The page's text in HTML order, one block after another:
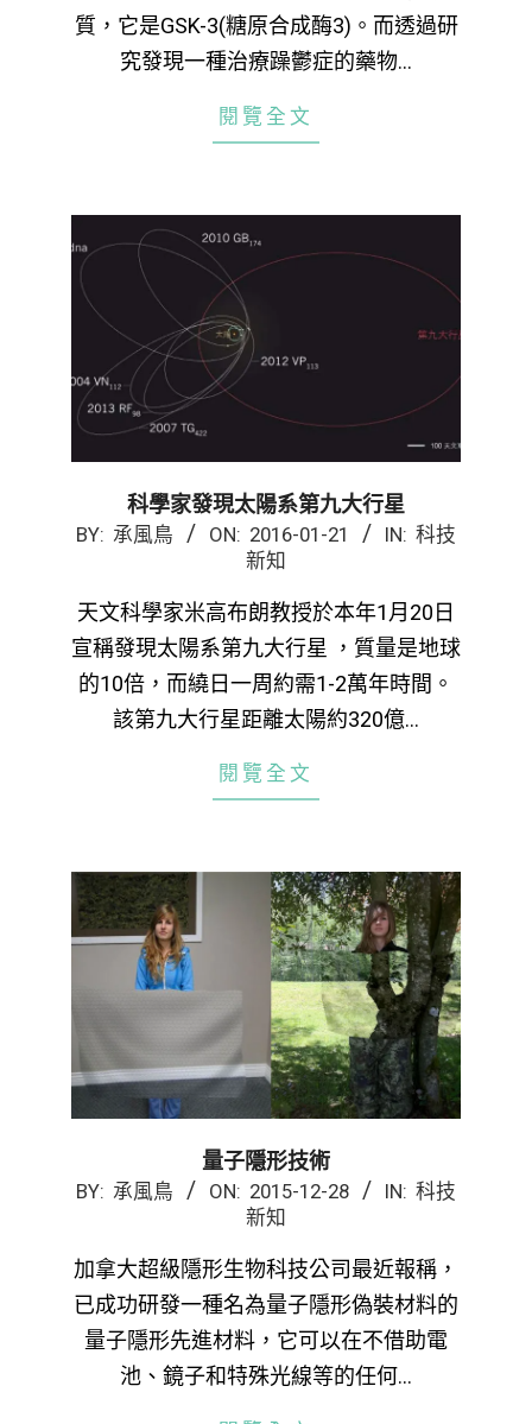
質，它是GSK-3(糖原合成酶3)。而透過研
究發現一種治療躁鬱症的藥物…
閱覽全文
科學家發現太陽系第九大行星
2016-
21
BY: 承風鳥 ON: 2016-01-21 IN: 科技
新知
天文科學家米高布朗教授於本年1月20日
宣稱發現太陽系第九大行星 ，質量是地球
的10倍，而繞日一周約需1-2萬年時間。
該第九大行星距離太陽約320億…
閱覽全文
量子隱形技術
2015-
28
BY: 承風鳥 ON: 2015-12-28 IN: 科技
新知
加拿大超級隱形生物科技公司最近報稱，
已成功研發一種名為量子隱形偽裝材料的
量子隱形先進材料，它可以在不借助電
池、鏡子和特殊光線等的任何…